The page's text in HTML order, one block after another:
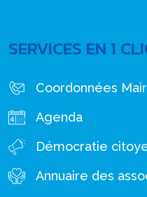
SERVICES EN 1
Coordonnées
Agenda
Démocratie
Annuaire des